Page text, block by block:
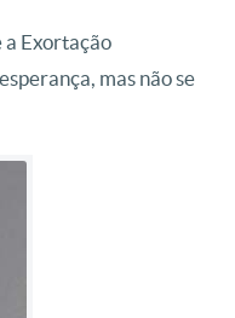
Exortação
mas não se